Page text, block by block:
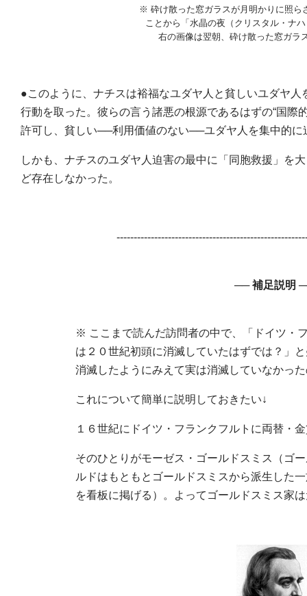
※ 砕け散った窓ガラスが月明かりに照ら
ことから「水晶の夜（クリスタル・ナ
右の画像は翌朝、砕け散った窓ガラ
●このように、ナチスは裕福なユダヤ人と貧しいユダヤ
行動を取った。彼らの言う諸悪の根源であるはずの“国際
許可し、貧しい──利用価値のない──ユダヤ人を集中的に
しかも、ナチスのユダヤ人迫害の最中に「同胞救援」を
ど存在しなかった。
── 補足説明
※ ここまで読んだ訪問者の中で、「ドイツ・
は２０世紀初頭に消滅していたはずでは？」
消滅したようにみえて実は消滅していなかっ
これについて簡単に説明しておきたい↓
１６世紀にドイツ・フランクフルトに両替・
そのひとりがモーゼス・ゴールドスミス（ゴ
ルドはもともとゴールドスミスから派生した
を看板に掲げる）。よってゴールドスミス家